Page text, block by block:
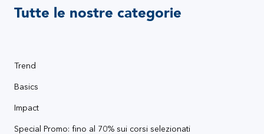
Tutte le nostre categorie
Trend
Basics
Impact
Special Promo: fino al 70% sui corsi selezionati